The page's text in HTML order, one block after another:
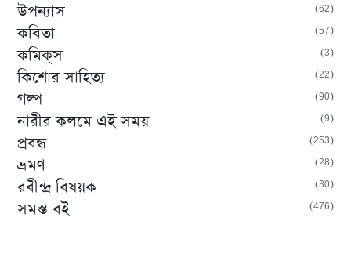
উপন্যাস 62
কবিতা 57
কমিক্‌স 3
কিশোর সাহিত্য 22
গল্প 90
নারীর কলমে এই সময় 9
প্রবন্ধ 253
ভ্রমণ 28
রবীন্দ্র বিষয়ক 30
সমস্ত বই 476